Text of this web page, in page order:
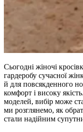
Сьогодні жіночі
гардеробу сучасної
й для повсякденного
комфорт і високу
моделей, вибір може
ми розглянемо, як
стали надійним